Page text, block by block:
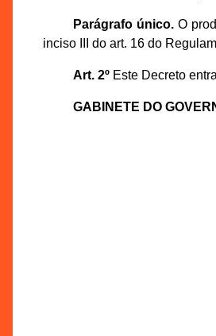
Parágrafo único.O
inciso III do art. 16 do
Art. 2ºEste Decreto
GABINETE DO